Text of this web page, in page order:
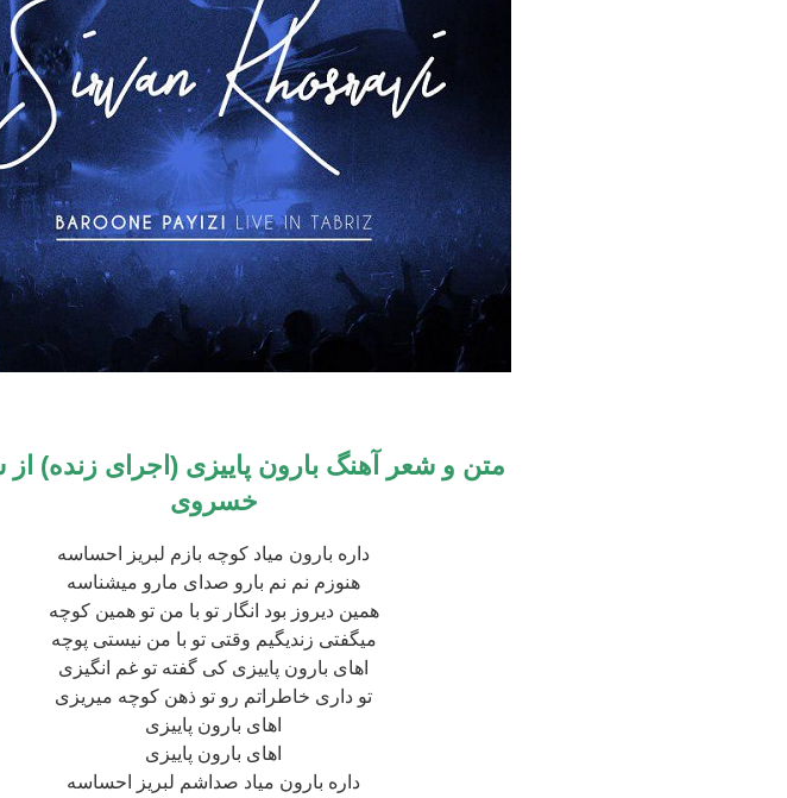
متن و شعر آهنگ بارون پاییزی (اجرای زنده) از
خسروی
داره بارون میاد کوچه بازم لبریز احساسه
هنوزم نم نم بارو صدای مارو میشناسه
همین دیروز بود انگار تو با من تو همین کوچه
میگفتی زندیگیم وقتی تو با من نیستی پوچه
اهای بارون پاییزی کی گفته تو غم انگیزی
تو داری خاطراتم رو تو ذهن کوچه میریزی
اهای بارون پاییزی
اهای بارون پاییزی
داره بارون میاد صداشم لبریز احساسه